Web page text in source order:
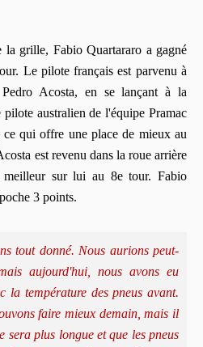
la grille, Fabio Quartararo a gagné
Le pilote français est parvenu à
Acosta, en se lançant à la
australien de l'équipe Pramac
ce qui offre une place de mieux au
est revenu dans la roue arrière
sur lui au 8e tour. Fabio
3 points.
tout donné. Nous aurions peut-
aujourd'hui, nous avons eu
la température des pneus avant.
faire mieux demain, mais il
sera plus longue et que les pneus